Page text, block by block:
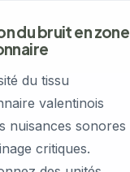
du bruit en zone
du tissu
valentinois
nuisances sonores
critiques.